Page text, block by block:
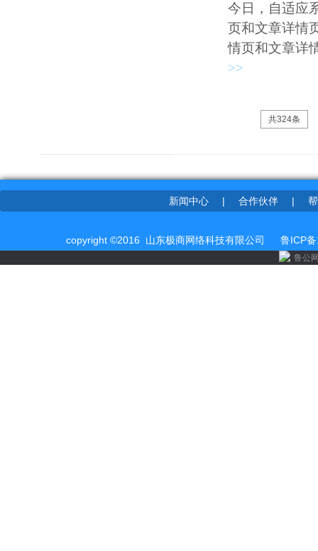
今日，自适应
页和文章详情
情页和文章详
>>
共324条
新闻中心 | 合作伙伴 |
copyright ©2016 山东极商网络科技有限公司 鲁ICP
鲁公